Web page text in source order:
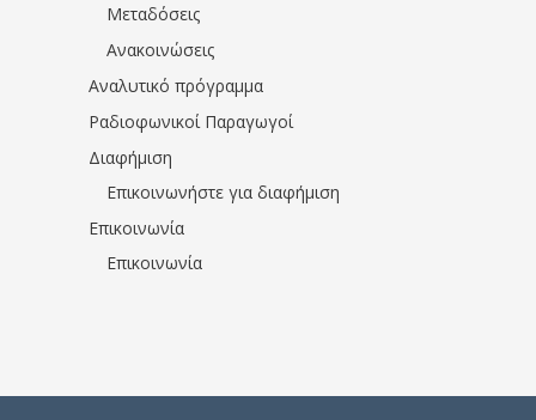
Μεταδόσεις
Ανακοινώσεις
Αναλυτικό πρόγραμμα
Ραδιοφωνικοί Παραγωγοί
Διαφήμιση
Επικοινωνήστε για διαφήμιση
Επικοινωνία
Επικοινωνία